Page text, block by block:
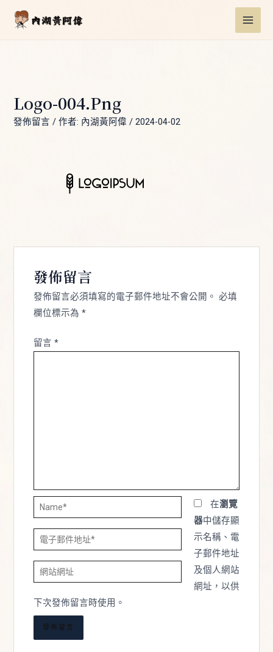
Logo-004.png
發佈留言 / 作者: 內湖黃阿偉/2024-04-02
發佈留言
發佈留言必須填寫的電子郵件地址不會公開。 必填
欄位標示為 *
留言 *
Name*
電
子
郵
件
地
址
網
站
網
址
在瀏覽
器中儲存顯
示名稱、電
子郵件地址
及個人網站
網址，以供
下次發佈留言時使用。
navigation